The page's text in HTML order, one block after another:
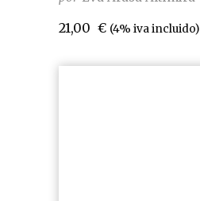
21,00 € (4% iva incluido)